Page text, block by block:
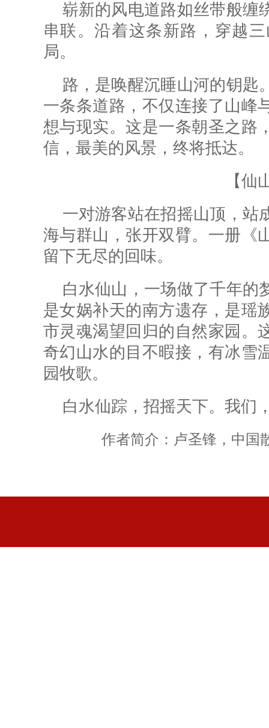
崭新的风电道路如丝带般缠
串联。沿着这条新路，穿越
局。
路，是唤醒沉睡山河的钥匙
一条条道路，不仅连接了山峰
想与现实。这是一条朝圣之路
信，最美的风景，终将抵达。
【仙
一对游客站在招摇山顶，站
海与群山，张开双臂。一册《
留下无尽的回味。
白水仙山，一场做了千年的
是女娲补天的南方遗存，是瑶
市灵魂渴望 回 归的 自然家园。
奇幻山水的目不暇接，有冰雪
园牧歌。
白水仙踪，招摇天下。我们
作者简介：卢圣锋，中国